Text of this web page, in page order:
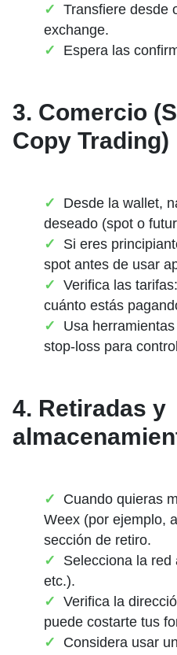
Transfiere desde
exchange.
Espera las
3. Comercio
Copy Trading)
Desde la wallet,
deseado (spot o
Si eres
spot antes de usar
Verifica las
cuánto estás
Usa
stop-loss para
4. Retiradas y
Cuando quieras
Weex (por ejemplo,
sección de retiro.
Selecciona la red
etc.).
Verifica la
puede costarte tus
Considera usar